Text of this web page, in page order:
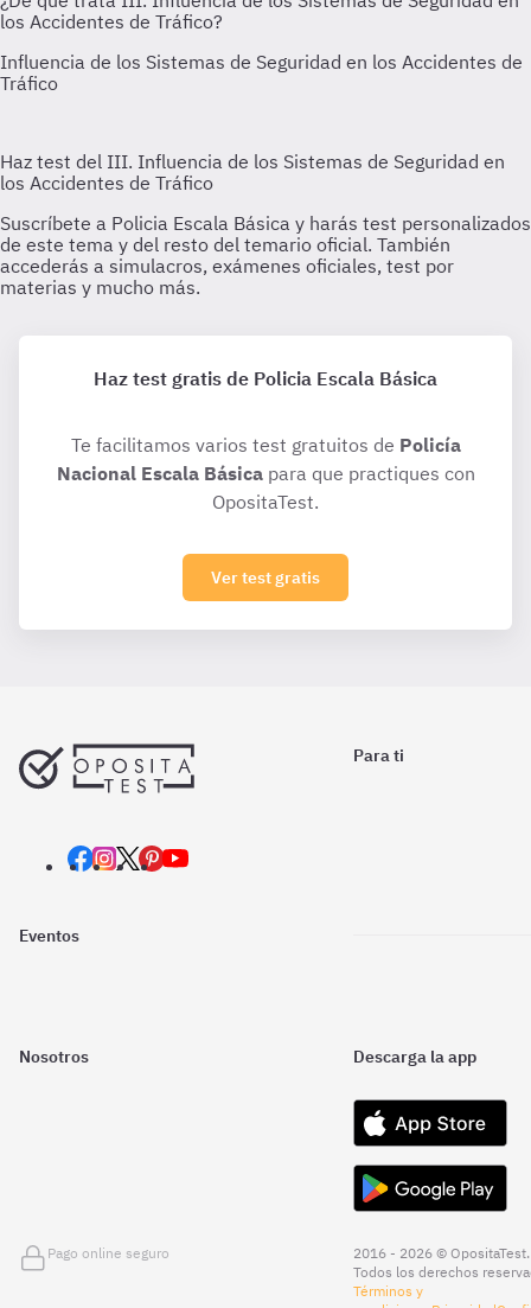
Haz test gratis de Policia Escala Básica
Te facilitamos varios test gratuitos de Policía
Nacional Escala Básicapara que practiques con
OpositaTest.
Ver test gratis
Para ti
Eventos
Nosotros Descarga la app
Pago online seguro
2016 - 2026 © OpositaTest.
Todos los derechos
Términos y